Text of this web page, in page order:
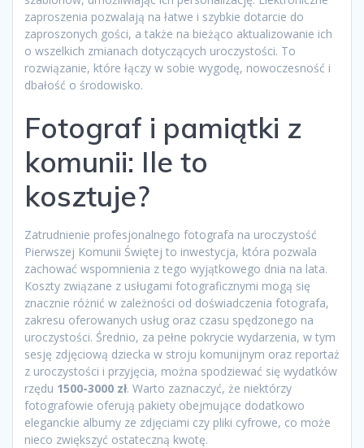
zaproszenia pozwalają na łatwe i szybkie dotarcie do
zaproszonych gości, a także na bieżąco aktualizowanie ich
o wszelkich zmianach dotyczących uroczystości. To
rozwiązanie, które łączy w sobie wygodę, nowoczesność i
dbałość o środowisko.
Fotograf i pamiątki z
komunii: Ile to
kosztuje?
Zatrudnienie profesjonalnego fotografa na uroczystość
Pierwszej Komunii Świętej to inwestycja, która pozwala
zachować wspomnienia z tego wyjątkowego dnia na lata.
Koszty związane z usługami fotograficznymi mogą się
znacznie różnić w zależności od doświadczenia fotografa,
zakresu oferowanych usług oraz czasu spędzonego na
uroczystości. Średnio, za pełne pokrycie wydarzenia, w tym
sesję zdjęciową dziecka w stroju komunijnym oraz reportaż
z uroczystości i przyjęcia, można spodziewać się wydatków
rzędu 1500-3000 zł. Warto zaznaczyć, że niektórzy
fotografowie oferują pakiety obejmujące dodatkowo
eleganckie albumy ze zdjęciami czy pliki cyfrowe, co może
nieco zwiększyć ostateczną kwotę.